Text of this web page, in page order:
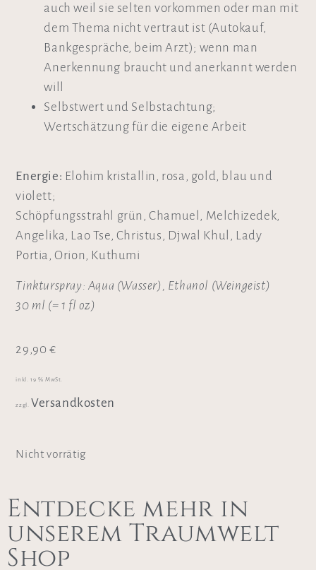
auch weil sie selten vorkommen oder man mit
dem Thema nicht vertraut ist (Autokauf,
Bankgespräche, beim Arzt); wenn man
Anerkennung braucht und anerkannt werden
will
Selbstwert und Selbstachtung;
Wertschätzung für die eigene Arbeit
Energie: Elohim kristallin, rosa, gold, blau und
violett;
Schöpfungsstrahl grün, Chamuel, Melchizedek,
Angelika, Lao Tse, Christus, Djwal Khul, Lady
Portia, Orion, Kuthumi
Tinkturspray: Aqua (Wasser), Ethanol (Weingeist)
30 ml (= 1 fl oz)
29,90 €
inkl. 19 % MwSt.
zzgl. Versandkosten
Nicht vorrätig
Entdecke mehr in
unserem Traumwelt
Shop